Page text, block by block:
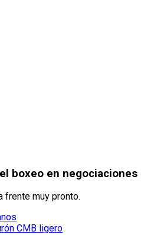
boxeo en negociaciones
frente muy pronto.
CMB ligero